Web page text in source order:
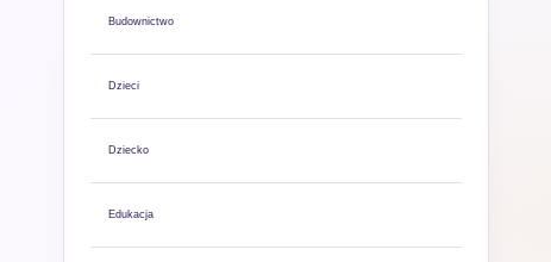
Budownictwo
Dzieci
Dziecko
Edukacja